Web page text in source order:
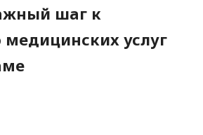
шаг к
медицинских услуг